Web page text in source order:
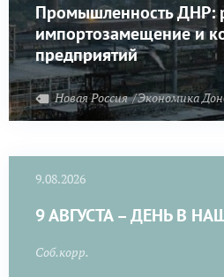
Промышленность ДНР:
импортозамещение и
предприятий
Новая Россия Экономика
9.08.2026
9 АВГУСТА – ДЕНЬ В
Соб.корр.